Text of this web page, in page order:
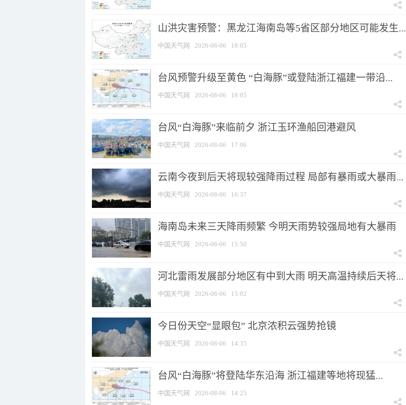
山洪灾害预警：黑龙江海南岛等5省区部分地区可能发生...
中国天气网 2026-08-06 18:05
台风预警升级至黄色 “白海豚”或登陆浙江福建一带沿...
中国天气网 2026-08-06 18:05
台风“白海豚”来临前夕 浙江玉环渔船回港避风
中国天气网 2026-08-06 17:06
云南今夜到后天将现较强降雨过程 局部有暴雨或大暴雨...
中国天气网 2026-08-06 16:37
海南岛未来三天降雨频繁 今明天雨势较强局地有大暴雨
中国天气网 2026-08-06 15:50
河北雷雨发展部分地区有中到大雨 明天高温持续后天将...
中国天气网 2026-08-06 15:02
今日份天空“显眼包” 北京浓积云强势抢镜
中国天气网 2026-08-06 14:35
台风“白海豚”将登陆华东沿海 浙江福建等地将现猛...
中国天气网 2026-08-06 14:25